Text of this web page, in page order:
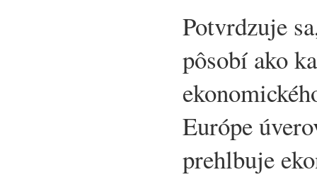
Potvrdzuje
pôsobí ako
Európe
prehlbuje